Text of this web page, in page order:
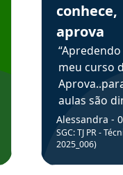
conhece,
aprova
“Apredendo
meu curso
aulas são
me ajudam
melhor os
Alessandra -
SGC: TJ PR -
2025_006)